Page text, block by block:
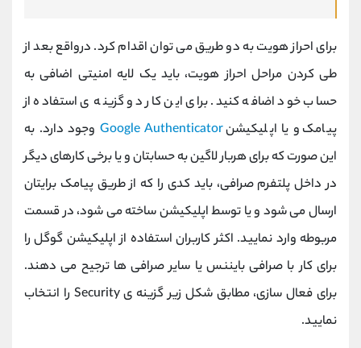
برای احراز هویت به دو طریق می توان اقدام کرد. درواقع بعد از
طی کردن مراحل احراز هویت، باید یک لایه امنیتی اضافی به
حساب خود اضافه کنید. برای این کار دو گزینه ی استفاده از
پیامک و یا اپلیکیشنGoogle Authenticator وجود دارد. به
این صورت که برای هربار لاگین به حسابتان و یا برخی کارهای دیگر
در داخل پلتفرم صرافی، باید کدی را که از طریق پیامک برایتان
ارسال می شود و یا توسط اپلیکیشن ساخته می شود، در قسمت
مربوطه وارد نمایید. اکثر کاربران استفاده از اپلیکیشن گوگل را
برای کار با صرافی بایننس یا سایر صرافی ها ترجیح می دهند.
برای فعال سازی، مطابق شکل زیر گزینه ی Security را انتخاب
نمایید.